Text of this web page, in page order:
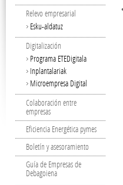
Relevo empresarial
Esku-aldatuz
Digitalización
Programa ETEDigitala
Inplantalariak
Microempresa Digital
Colaboración entre
empresas
Eficiencia Energética pymes
Boletín y asesoramiento
Guía de Empresas de
Debagoiena